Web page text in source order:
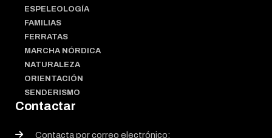
ESPELEOLOGÍA
FAMILIAS
FERRATAS
MARCHA NÓRDICA
NATURALEZA
ORIENTACIÓN
SENDERISMO
Contactar
Contacta por correo electrónico: